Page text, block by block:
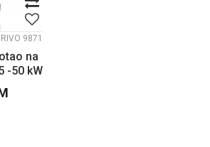
9871
na
-50 kW